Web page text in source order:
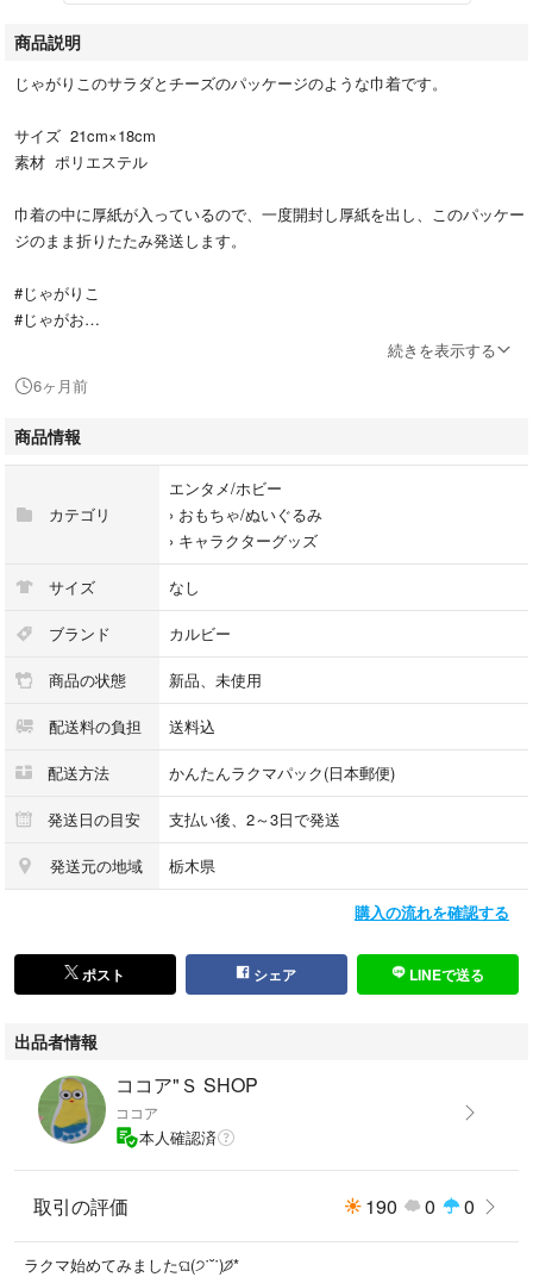
商品説明
じゃがりこのサラダとチーズのパッケージのような巾着です。
サイズ 21cm×18cm
素材 ポリエステル
巾着の中に厚紙が入っているので、一度開封し厚紙を出し、このパッケー
ジのまま折りたたみ発送します。
#じゃがりこ
#じゃがお
続きを表示する
6ヶ月前
商品情報
カテゴリ
エンタメ/ホビー
› おもちゃ/ぬいぐるみ
› キャラクターグッズ
サイズ なし
ブランド カルビー
商品の状態 新品、未使用
配送料の負担 送料込
配送方法 かんたんラクマパック(日本郵便)
発送日の目安 支払い後、2～3日で発送
発送元の地域 栃木県
購入の流れを確認する
ポスト シェア LINEで送る
出品者情報
ココア"Ｓ SHOP
ココア
本人確認済
取引の評価 190 0 0
ラクマ始めてみましたଘ(੭˙˘˙)੭̸*